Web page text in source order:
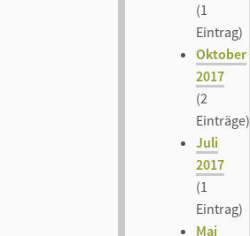
(1
Eintrag)
Oktober
2017
(2
Einträge)
Juli
2017
(1
Eintrag)
Mai